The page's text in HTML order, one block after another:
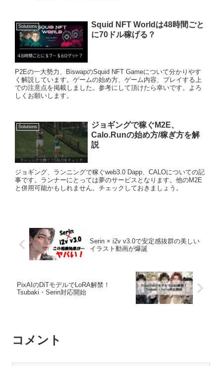
Solutions
Squid NFT Worldは48時間ごと
に70ドル稼げる？
P2Eの一大勢力、BiswapのSquid NFT Gameについて分かりやす
く解説しています。ゲームの始め方、ゲーム内容、プレイする上
での注意点を掲載しました。参考にして頂けたら幸いです。よろ
しくお願いします。
Solutions
ジョギングで稼ぐM2E、
Calo.Runの始め方/稼ぎ方を解
説
ジョギング、ランニングで稼ぐweb3.0 Dapp、CALOについての記
事です。ランナーにとっては夢のサービスとなります。他のM2E
と併用可能かもしれません。チェックしておきましょう。
Serin × i2v v3.0で安定感抜群の美しい
イラスト動画が爆誕
PixAIのDiTモデルでLoRA解禁！
Tsubaki・Serin対応開始
コメント